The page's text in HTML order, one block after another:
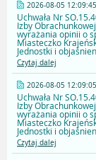
2026-08-05 12:09:45
Uchwała Nr
Izby
wyrażania opinii o
Miasteczko
Jednostki i
Czytaj dalej
2026-08-05 12:09:05
Uchwała Nr
Izby
wyrażania opinii o
Miasteczko
Jednostki i
Czytaj dalej